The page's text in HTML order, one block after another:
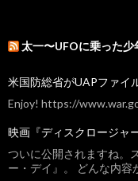
太一〜UFOに乗った少
米国防総省がUAPファイ
Enjoy! https://
映画『ディスクロージャ
ついに公開されますね。
ー・デイ』。 どんな内容